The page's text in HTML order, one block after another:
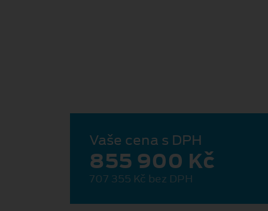
Vaše cena s DPH
855 900 Kč
707 355 Kč bez DPH